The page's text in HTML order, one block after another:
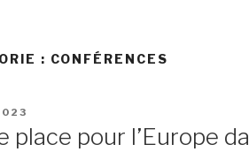
: CONFÉRENCES
place pour l’Europe